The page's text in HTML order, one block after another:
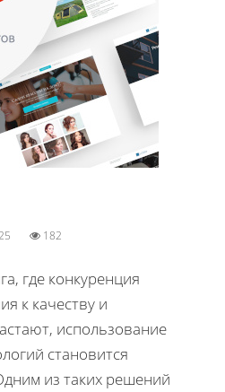
182
где конкуренция
к качеству и
использование
становится
из таких решений